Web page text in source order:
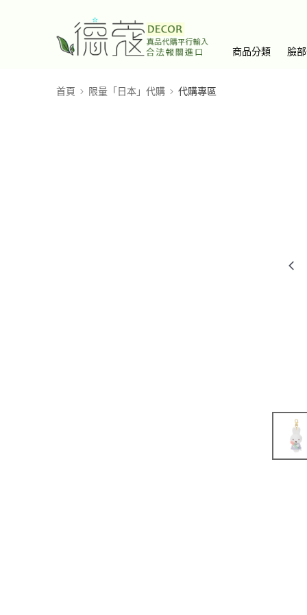
商品分類 臉
首頁 限量「日本」代購 代購專區